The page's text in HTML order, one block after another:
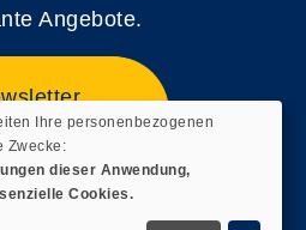
Angebote.
Ihre personenbezogenen
Zwecke:
dieser Anwendung,
Cookies.